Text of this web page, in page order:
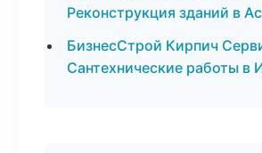
Реконструкция зданий в
БизнесСтрой Кирпич
Сантехнические работы в